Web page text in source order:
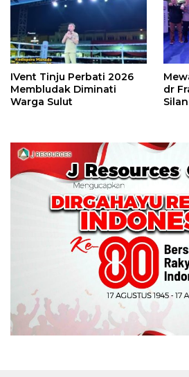
IVent Tinju Perbati 2026
Membludak Diminati
Warga Sulut
dr